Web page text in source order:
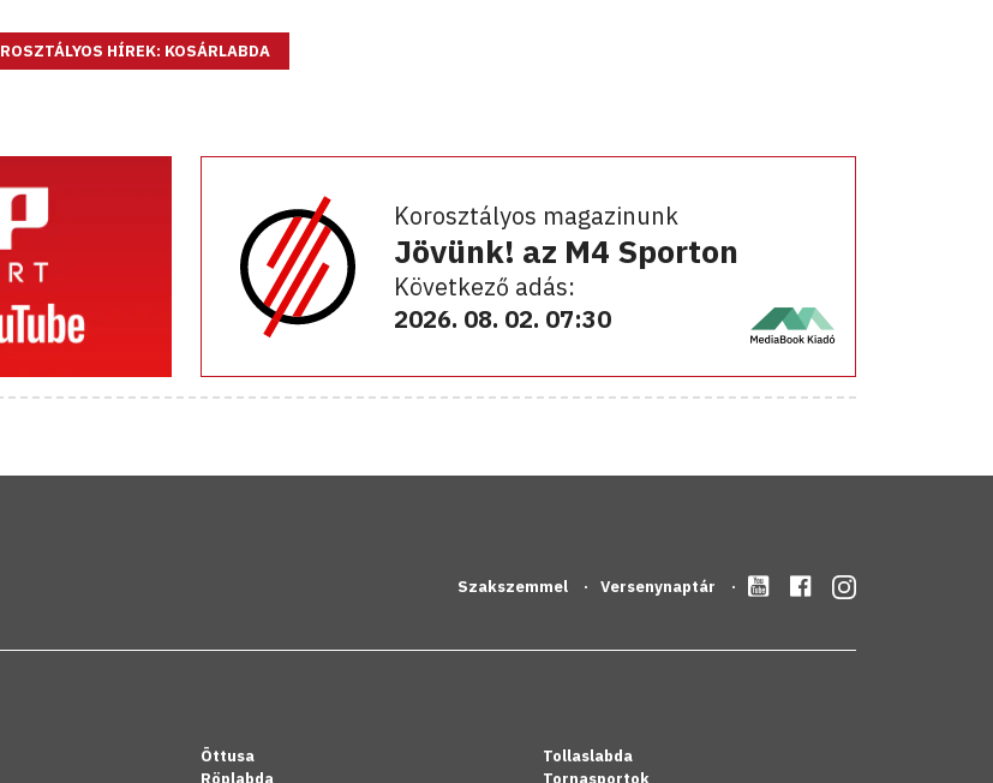
HÍREK: KOSÁRLABDA
Korosztályos magazinunk
Jövünk! az M4 Sporton
Következő adás:
2026. 08. 02. 07:30
Szakszemmel Versenynaptár
Öttusa
Röplabda
Tollaslabda
Tornasportok